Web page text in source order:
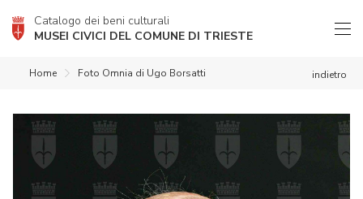
Catalogo dei beni culturali
MUSEI CIVICI DEL COMUNE DI TRIESTE
indietro
Home Foto Omnia di Ugo Borsatti